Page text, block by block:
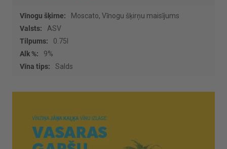
Vairāk
informācijas
Moscato, Vīnogu šķirņu maisījums
ASV
0.75l
9%
Salds